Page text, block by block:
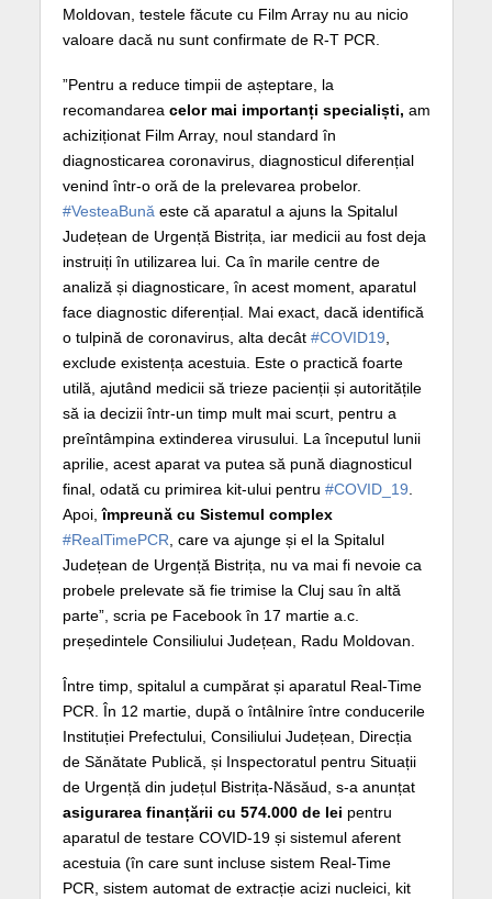
Moldovan, testele făcute cu Film Array nu au nicio
valoare dacă nu sunt confirmate de R-T PCR.
”Pentru a reduce timpii de așteptare, la
recomandarea celor mai importanți specialiști, am
achiziționat Film Array, noul standard în
diagnosticarea coronavirus, diagnosticul diferențial
venind într-o oră de la prelevarea probelor.
#VesteaBună este că aparatul a ajuns la Spitalul
Județean de Urgență Bistrița, iar medicii au fost deja
instruiți în utilizarea lui. Ca în marile centre de
analiză și diagnosticare, în acest moment, aparatul
face diagnostic diferențial. Mai exact, dacă identifică
o tulpină de coronavirus, alta decât #COVID19
exclude existența acestuia. Este o practică foarte
utilă, ajutând medicii să trieze pacienții și autoritățile
să ia decizii într-un timp mult mai scurt, pentru a
preîntâmpina extinderea virusului. La începutul lunii
aprilie, acest aparat va putea să pună diagnosticul
final, odată cu primirea kit-ului pentru #COVID_19
Apoi,împreună cu Sistemul complex
#RealTimePCR , care va ajunge și el la Spitalul
Județean de Urgență Bistrița, nu va mai fi nevoie ca
probele prelevate să fie trimise la Cluj sau în altă
parte”, scria pe Facebook în 17 martie a.c.
președintele Consiliului Județean, Radu Moldovan.
Între timp, spitalul a cumpărat și aparatul Real-Time
PCR. În 12 martie, după o întâlnire între conducerile
Instituției Prefectului, Consiliului Județean, Direcția
de Sănătate Publică, și Inspectoratul pentru Situații
de Urgență din județul Bistrița-Năsăud, s-a anunțat
asigurarea finanțării cu 574.000 de lei pentru
aparatul de testare COVID-19 și sistemul aferent
acestuia (în care sunt incluse sistem Real-Time
PCR, sistem automat de extracție acizi nucleici, kit